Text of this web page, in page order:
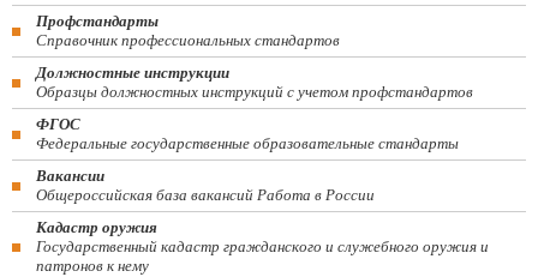
Профстандарты
Справочник профессиональных стандартов
Должностные инструкции
Образцы должностных инструкций с учетом профстандартов
ФГОС
Федеральные государственные образовательные стандарты
Вакансии
Общероссийская база вакансий Работа в России
Кадастр оружия
Государственный кадастр гражданского и служебного оружия и
патронов к нему